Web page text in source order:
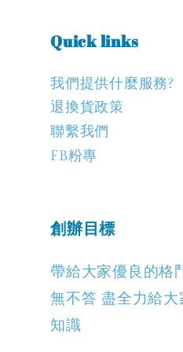
Quick links
我們提供什麼服務?
退換貨政策
聯繫我們
FB粉專
創辦目標
帶給大家優良的格
無不答 盡全力給
知識